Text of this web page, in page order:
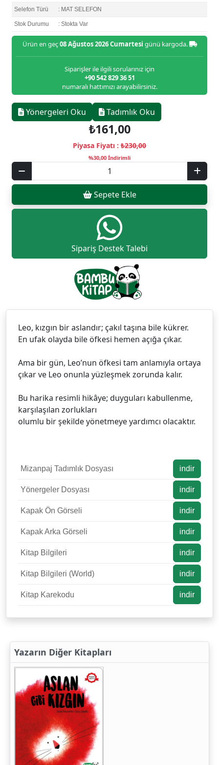
Selefon Türü : MAT SELEFON
Stok Durumu : Stokta Var
Ürün en geç08 Ağustos 2026 Cumartesi günü kargoda.
Siparişler ile ilgili sorularınız için
+90 542 829 36 51
numaralı hattımızı arayabilirsiniz.
Yönergeleri Oku Tadımlık Oku
₺161,00
Piyasa Fiyatı : ₺230,00
%30,00 İndirimli
Sepete Ekle
Sipariş Destek Talebi
Leo, kızgın bir aslandır; çakıl taşına bile kükrer.
En ufak olayda bile öfkesi hemen açığa çıkar.
Ama bir gün, Leo’nun öfkesi tam anlamıyla ortaya
çıkar ve Leo onunla yüzleşmek zorunda kalır.
Bu harika resimli hikâye; duyguları kabullenme,
karşılaşılan zorlukları
olumlu bir şekilde yönetmeye yardımcı olacaktır.
Mizanpaj Tadımlık Dosyası indir
Yönergeler Dosyası indir
Kapak Ön Görseli indir
Kapak Arka Görseli indir
Kitap Bilgileri indir
Kitap Bilgileri (World) indir
Kitap Karekodu indir
Yazarın Diğer Kitapları